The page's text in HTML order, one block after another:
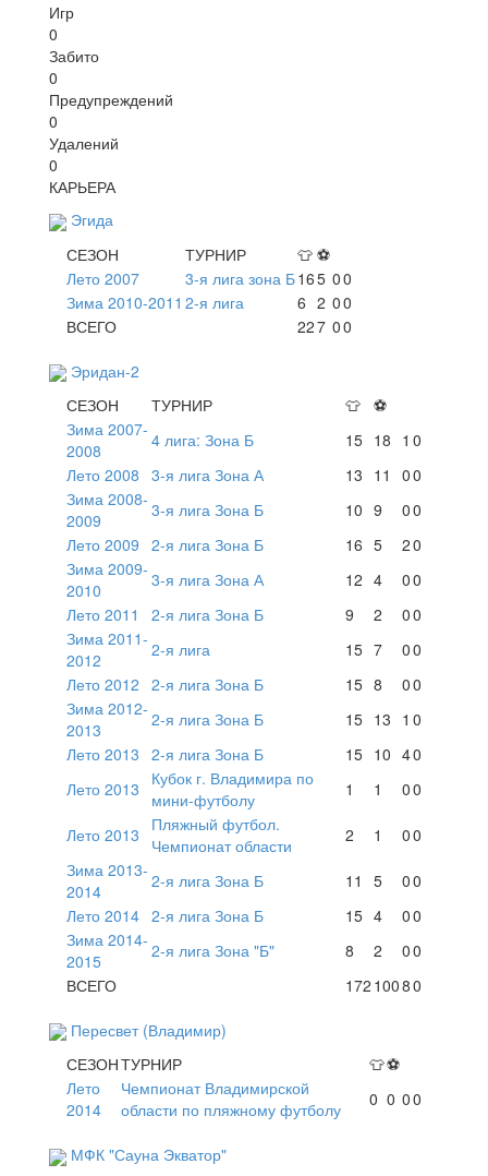
Игр
0
Забито
0
Предупреждений
0
Удалений
0
КАРЬЕРА
Эгида
СЕЗОН
ТУРНИР 👕 ⚽
Лето 2007
3-я лига зона Б165 00
Зима 2010-2011 2-я лига 6 2 00
ВСЕГО
227 00
Эридан-2
СЕЗОН
ТУРНИР 👕 ⚽
Зима 2007-
2008
4 лига: Зона Б 15 18 1 0
Лето 2008 3-я лига Зона А 13 11 00
Зима 2008-
2009
3-я лига Зона Б 10 9 00
Лето 2009 2-я лига Зона Б 16 5 20
Зима 2009-
2010
3-я лига Зона А 12 4 00
Лето 2011
2-я лига Зона Б 9 2 00
Зима 2011-
2012
2-я лига 15 7 00
Лето 2012 2-я лига Зона Б 15 8 00
Зима 2012-
2013
2-я лига Зона Б 15 13 1 0
Лето 2013 2-я лига Зона Б 15 10 40
Лето 2013
Кубок г. Владимира по
мини-футболу
1 1 00
Лето 2013
Пляжный футбол.
Чемпионат области
2 1 00
Зима 2013-
2014
2-я лига Зона Б 11 5 00
Лето 2014 2-я лига Зона Б 15 4 00
Зима 2014-
2015
2-я лига Зона "Б" 8 2 00
ВСЕГО
172 10080
Пересвет (Владимир)
СЕЗОНТУРНИР 👕⚽
Лето
2014
Чемпионат Владимирской
области по пляжному футболу
0 0 00
МФК "Сауна Экватор"